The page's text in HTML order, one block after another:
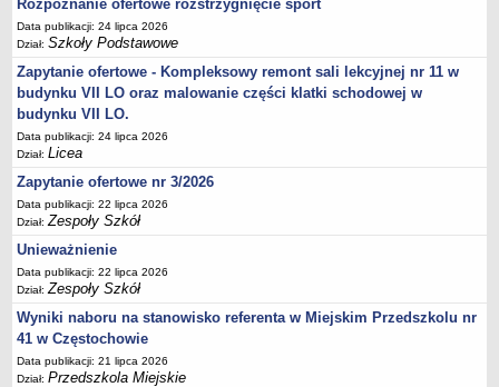
PONOWNE WYKORZYSTYWANIE
Sprawozdania
Deklaracja dostępności
DEKLARACJA DOSTĘPNOŚCI
OŚWIADCZENIA MAJĄTKOWE
PONOWNE WYKORZYSTYWANIE
UDOSTĘPNIANIE INFORMACJI PUBLICZNEJ
OCHRONA DANYCH OSOBOWYCH
Rozpoznanie ofertowe rozstrzygnięcie sport
Data publikacji: 24 lipca 2026
Dział:Szkoły Podstawowe
Zapytanie ofertowe - Kompleksowy remont sali lekcyjnej nr 11 w
budynku VII LO oraz malowanie części klatki schodowej w
budynku VII LO.
Data publikacji: 24 lipca 2026
Dział:Licea
Zapytanie ofertowe nr 3/2026
Data publikacji: 22 lipca 2026
Dział:Zespoły Szkół
Unieważnienie
Data publikacji: 22 lipca 2026
Dział:Zespoły Szkół
Wyniki naboru na stanowisko referenta w Miejskim Przedszkolu nr
41 w Częstochowie
Data publikacji: 21 lipca 2026
Dział:Przedszkola Miejskie